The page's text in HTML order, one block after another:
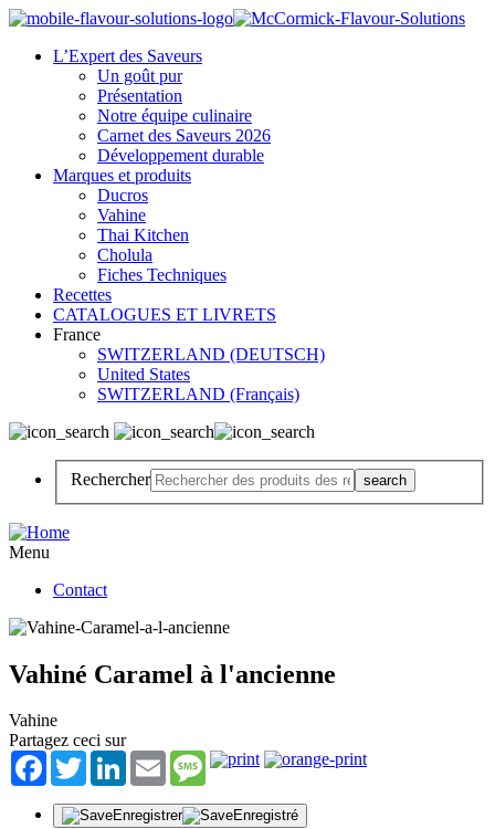
L’Expert des Saveurs
Un goût pur
Présentation
Notre équipe culinaire
Carnet des Saveurs 2026
Développement durable
Marques et produits
Ducros
Vahine
Thai Kitchen
Cholula
Fiches Techniques
Recettes
CATALOGUES ET LIVRETS
France
SWITZERLAND (DEUTSCH)
United States
SWITZERLAND (Français)
Rechercher
Menu
Contact
Vahiné Caramel à l'ancienne
Vahine
Partagez ceci sur
Facebook
TwitterLinkedInEmail Message
Enregistrer Enregistré